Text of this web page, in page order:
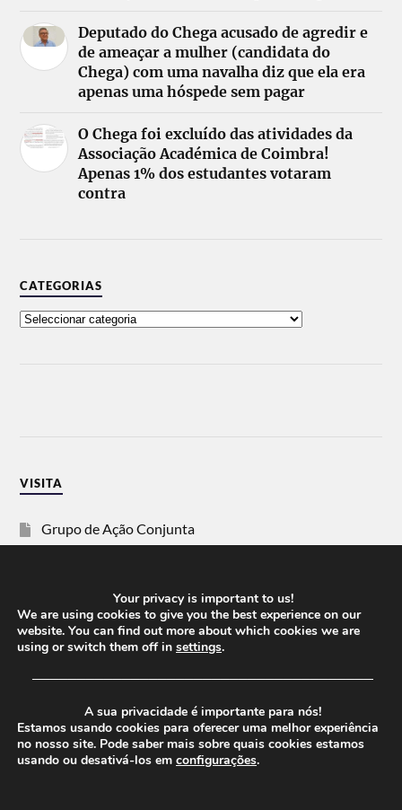
Deputado do Chega acusado de agredir e
de ameaçar a mulher (candidata do
Chega) com uma navalha diz que ela era
apenas uma hóspede sem pagar
O Chega foi excluído das atividades da
Associação Académica de Coimbra!
Apenas 1% dos estudantes votaram
contra
CATEGORIAS
VISITA
Grupo de Ação Conjunta
Vida Justa
dezanove
Your privacy is important to us!
We are using cookies to give you the best experience on our
website. You can find out more about which cookies we are
using or switch them off in settings.
──────────────────────────────────────
A sua privacidade é importante para nós!
Estamos usando cookies para oferecer uma melhor experiência
no nosso site. Pode saber mais sobre quais cookies estamos
usando ou desativá-los em configurações.